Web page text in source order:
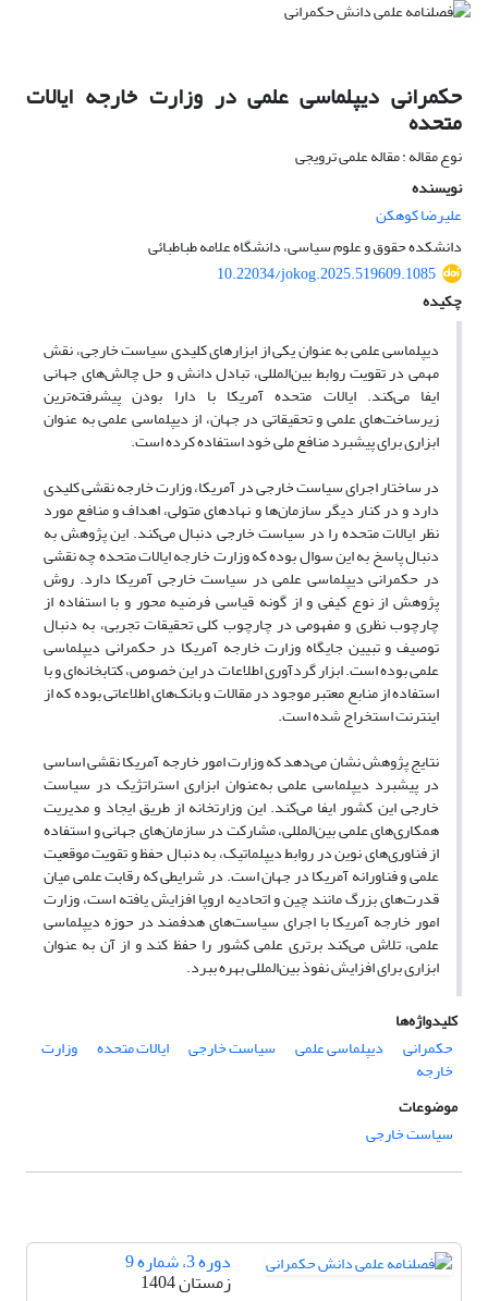
حکمرانی دیپلماسی علمی در وزارت خارجه ایالات
متحده
نوع مقاله : مقاله علمی ترویجی
نویسنده
علیرضا کوهکن
دانشکده حقوق و علوم سیاسی، دانشگاه علامه طباطبائی
10.22034/jokog.2025.519609.1085
چکیده
دیپلماسی علمی به عنوان یکی از ابزارهای کلیدی سیاست خارجی، نقش
مهمی در تقویت روابط بین‌المللی، تبادل دانش و حل چالش‌های جهانی
ایفا می‌کند. ایالات متحده آمریکا با دارا بودن پیشرفته‌ترین
زیرساخت‌های علمی و تحقیقاتی در جهان، از دیپلماسی علمی به عنوان
ابزاری برای پیشبرد منافع ملی خود استفاده کرده است.
در ساختار اجرای سیاست خارجی در آمریکا، وزارت خارجه نقشی کلیدی
دارد و در کنار دیگر سازمان‌ها و نهادهای متولی، اهداف و منافع مورد
نظر ایالات متحده را در سیاست خارجی دنبال می‌کند. این پژوهش به
دنبال پاسخ به این سوال بوده که وزارت خارجه ایالات متحده چه نقشی
در حکمرانی دیپلماسی علمی در سیاست خارجی آمریکا دارد. روش
پژوهش از نوع کیفی و از گونه قیاسی فرضیه محور و با استفاده از
چارچوب نظری و مفهومی در چارچوب کلی تحقیقات تجربی، به دنبال
توصیف و تبیین جایگاه وزارت خارجه آمریکا در حکمرانی دیپلماسی
علمی بوده است. ابزار گردآوری اطلاعات در این خصوص، کتابخانه‌ای و با
استفاده از منابع معتبر موجود در مقالات و بانک‌های اطلاعاتی بوده که از
اینترنت استخراج شده است.
نتایج پژوهش نشان می‌دهد که وزارت امور خارجه آمریکا نقشی اساسی
در پیشبرد دیپلماسی علمی به‌عنوان ابزاری استراتژیک در سیاست
خارجی این کشور ایفا می‌کند. این وزارتخانه از طریق ایجاد و مدیریت
همکاری‌های علمی بین‌المللی، مشارکت در سازمان‌های جهانی و استفاده
از فناوری‌های نوین در روابط دیپلماتیک، به دنبال حفظ و تقویت موقعیت
علمی و فناورانه آمریکا در جهان است. در شرایطی که رقابت علمی میان
قدرت‌های بزرگ مانند چین و اتحادیه اروپا افزایش یافته است، وزارت
امور خارجه آمریکا با اجرای سیاست‌های هدفمند در حوزه دیپلماسی
علمی، تلاش می‌کند برتری علمی کشور را حفظ کند و از آن به ‌عنوان
ابزاری برای افزایش نفوذ بین‌المللی بهره ببرد.
کلیدواژه‌ها
حکمرانی
دیپلماسی علمی سیاست خارجی ایالات متحده وزارت
خارجه
موضوعات
سیاست خارجی
دوره 3، شماره 9
زمستان 1404